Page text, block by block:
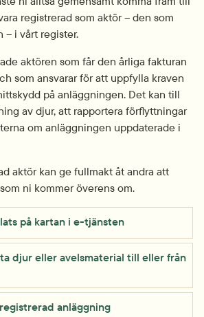
registrerad som aktör – den som
– i vårt register.
aktören som får den årliga fakturan
som ansvarar för att uppfylla kraven
på anläggningen. Det kan till
av djur, att rapportera förflyttningar
om anläggningen uppdaterade i
aktör kan ge fullmakt åt andra att
ni kommer överens om.
på kartan i e-tjänsten
djur eller avelsmaterial till eller från
anläggning